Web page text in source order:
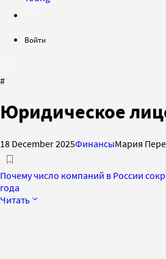
Войти
#
Юридическое
18 December 2025ФинансыМария
Почему число компаний в России
года
Читать